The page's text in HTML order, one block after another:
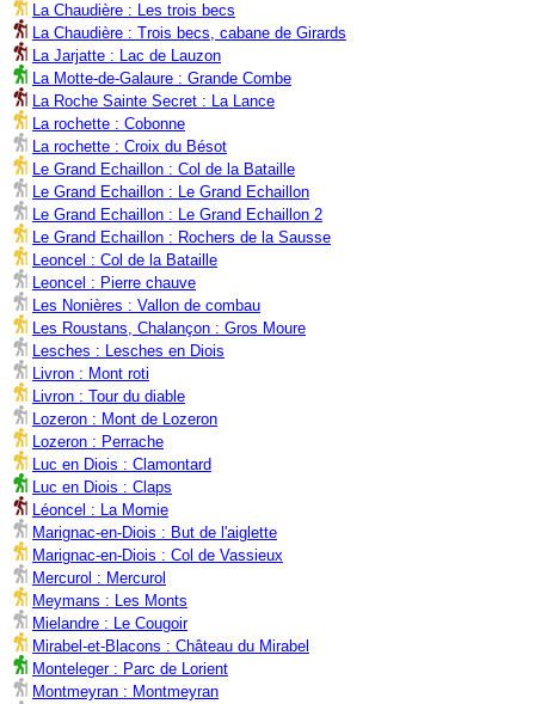
La Chaudière : Les trois becs
La Chaudière : Trois becs, cabane de Girards
La Jarjatte : Lac de Lauzon
La Motte-de-Galaure : Grande Combe
La Roche Sainte Secret : La Lance
La rochette : Cobonne
La rochette : Croix du Bésot
Le Grand Echaillon : Col de la Bataille
Le Grand Echaillon : Le Grand Echaillon
Le Grand Echaillon : Le Grand Echaillon 2
Le Grand Echaillon : Rochers de la Sausse
Leoncel : Col de la Bataille
Leoncel : Pierre chauve
Les Nonières : Vallon de combau
Les Roustans, Chalançon : Gros Moure
Lesches : Lesches en Diois
Livron : Mont roti
Livron : Tour du diable
Lozeron : Mont de Lozeron
Lozeron : Perrache
Luc en Diois : Clamontard
Luc en Diois : Claps
Léoncel : La Momie
Marignac-en-Diois : But de l'aiglette
Marignac-en-Diois : Col de Vassieux
Mercurol : Mercurol
Meymans : Les Monts
Mielandre : Le Cougoir
Mirabel-et-Blacons : Château du Mirabel
Monteleger : Parc de Lorient
Montmeyran : Montmeyran